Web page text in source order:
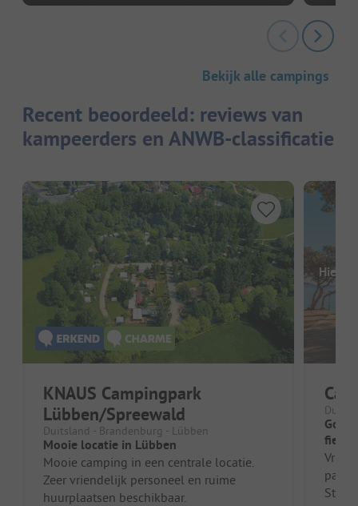
Bekijk alle campings
Recent beoordeeld: reviews van
kampeerders en ANWB-classificatie
KNAUS Campingpark
Lübben/Spreewald
Duitsland - Brandenburg - Lübben
Mooie locatie in Lübben
Mooie camping in een centrale locatie.
Zeer vriendelijk personeel en ruime
huurplaatsen beschikbaar.
Hier